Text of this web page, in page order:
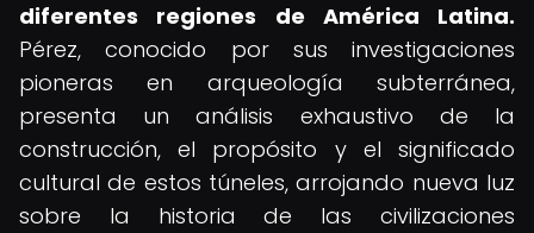
diferentes regiones de América Latina.
Pérez, conocido por sus investigaciones
pioneras en arqueología subterránea,
presenta un análisis exhaustivo de la
construcción, el propósito y el significado
cultural de estos túneles, arrojando nueva luz
sobre la historia de las civilizaciones